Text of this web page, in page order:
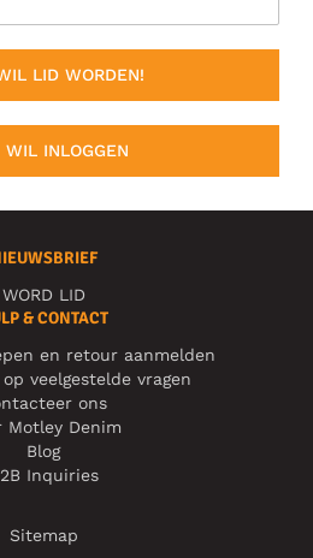
LID WORDEN!
INLOGGEN
WORD LID
& CONTACT
en retour aanmelden
veelgestelde vragen
ons
Motley Denim
Blog
Inquiries
Sitemap